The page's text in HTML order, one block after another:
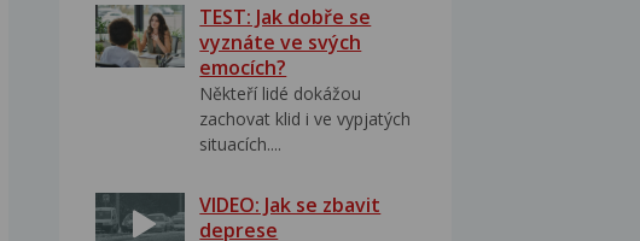
TEST: Jak dobře se
vyznáte ve svých
emocích?
Někteří lidé dokážou
zachovat klid i ve vypjatých
situacích....
VIDEO: Jak se zbavit
deprese